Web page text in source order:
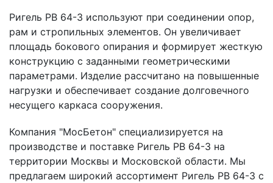
Ригель РВ 64-3 используют при соединении опор,
рам и стропильных элементов. Он увеличивает
площадь бокового опирания и формирует жесткую
конструкцию с заданными геометрическими
параметрами. Изделие рассчитано на повышенные
нагрузки и обеспечивает создание долговечного
несущего каркаса сооружения.
Компания "МосБетон" специализируется на
производстве и поставке Ригель РВ 64-3 на
территории Москвы и Московской области. Мы
предлагаем широкий ассортимент Ригель РВ 64-3 с